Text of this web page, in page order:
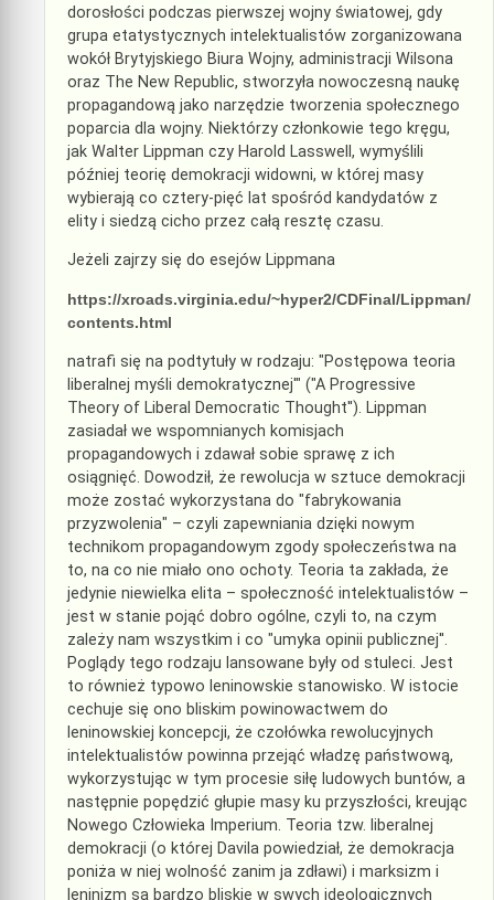
dorosłości podczas pierwszej wojny światowej, gdy
grupa etatystycznych intelektualistów zorganizowana
wokół Brytyjskiego Biura Wojny, administracji Wilsona
oraz The New Republic, stworzyła nowoczesną naukę
propagandową jako narzędzie tworzenia społecznego
poparcia dla wojny. Niektórzy członkowie tego kręgu,
jak Walter Lippman czy Harold Lasswell, wymyślili
później teorię demokracji widowni, w której masy
wybierają co cztery-pięć lat spośród kandydatów z
elity i siedzą cicho przez całą resztę czasu.
Jeżeli zajrzy się do esejów Lippmana
https://xroads.virginia.edu/~hyper2/CDFinal/Lippman/
contents.html
natrafi się na podtytuły w rodzaju: "Postępowa teoria
liberalnej myśli demokratycznej'" ("A Progressive
Theory of Liberal Democratic Thought''). Lippman
zasiadał we wspomnianych komisjach
propagandowych i zdawał sobie sprawę z ich
osiągnięć. Dowodził, że rewolucja w sztuce demokracji
może zostać wykorzystana do "fabrykowania
przyzwolenia" – czyli zapewniania dzięki nowym
technikom propagandowym zgody społeczeństwa na
to, na co nie miało ono ochoty. Teoria ta zakłada, że
jedynie niewielka elita – społeczność intelektualistów –
jest w stanie pojąć dobro ogólne, czyli to, na czym
zależy nam wszystkim i co "umyka opinii publicznej''.
Poglądy tego rodzaju lansowane były od stuleci. Jest
to również typowo leninowskie stanowisko. W istocie
cechuje się ono bliskim powinowactwem do
leninowskiej koncepcji, że czołówka rewolucyjnych
intelektualistów powinna przejąć władzę państwową,
wykorzystując w tym procesie siłę ludowych buntów, a
następnie popędzić głupie masy ku przyszłości, kreując
Nowego Człowieka Imperium. Teoria tzw. liberalnej
demokracji (o której Davila powiedział, że demokracja
poniża w niej wolność zanim ja zdławi) i marksizm i
leninizm są bardzo bliskie w swych ideologicznych